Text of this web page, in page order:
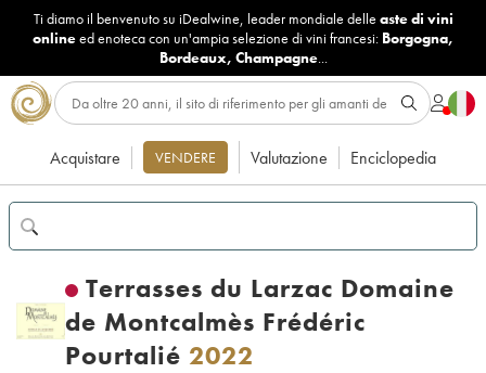
Ti diamo il benvenuto su iDealwine, leader mondiale delle aste di vini
onlineed enoteca con un'ampia selezione di vini francesi: Borgogna,
Bordeaux, Champagne...
Acquistare VENDERE Valutazione Enciclopedia
Terrasses du Larzac Domaine
de Montcalmès Frédéric
Pourtalié 2022